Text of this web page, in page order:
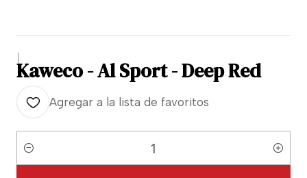
|
Kaweco - Al Sport - Deep Red
Agregar a la lista de favoritos
Cantidad